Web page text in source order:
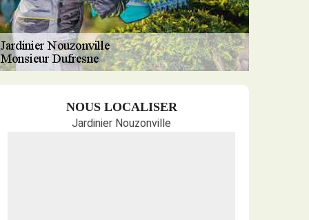
NOUS LOCALISER
Jardinier Nouzonville